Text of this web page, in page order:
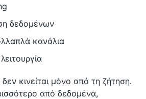
δεδομένων
κανάλια
κινείται μόνο από τη ζήτηση.
από δεδομένα,